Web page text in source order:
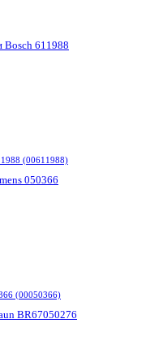
(00611988)
(00050366)